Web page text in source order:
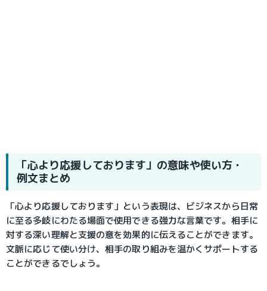
「心より応援しております」の意味や使い方・
例文まとめ
「心より応援しております」という表現は、ビジネスから日常
に至る多岐にわたる場面で使用できる強力な言葉です。相手に
対する深い理解と支援の意を効果的に伝えることができます。
文脈に応じて使い分け、相手の取り組みを温かくサポートする
ことができるでしょう。